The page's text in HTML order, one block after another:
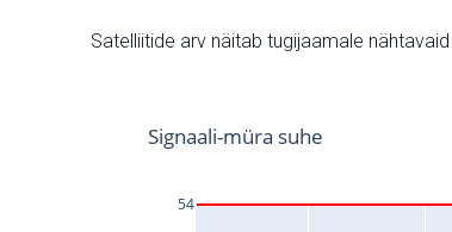
Satelliitide arv näitab tugijaamale